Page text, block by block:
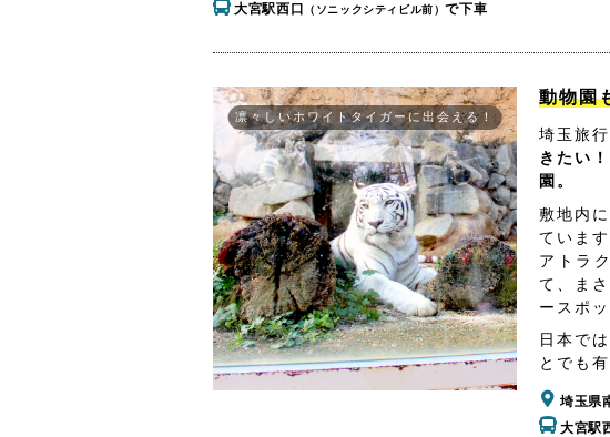
大宮駅西口
（ソニックシティビル前）で下車
凛々しいホワイトタイガーに出会える！
動物園
埼玉旅
きたい
園。
敷地内
ています
アトラ
て、ま
ースポッ
日本で
とでも
埼玉県
大宮駅